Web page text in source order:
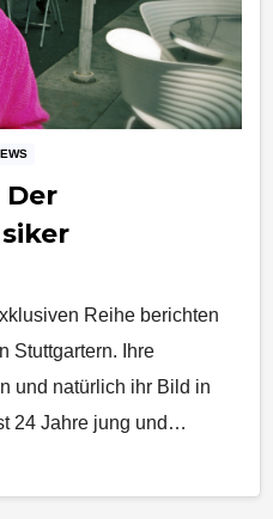
Reihe berichten
Stuttgartern. Ihre
und natürlich ihr Bild in
24 Jahre jung und…